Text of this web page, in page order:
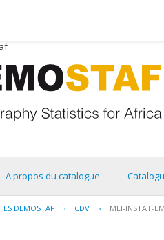
A propos du catalogue
DEMOSTAF › CDV › MLI-INSTAT-